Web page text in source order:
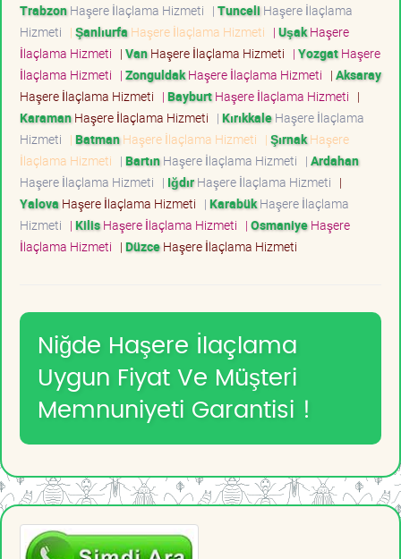
TrabzonHaşere İlaçlama Hizmeti | Tunceli Haşere İlaçlama
Hizmeti | Şanlıurfa Haşere İlaçlama Hizmeti | UşakHaşere
İlaçlama Hizmeti | VanHaşere İlaçlama Hizmeti | YozgatHaşere
İlaçlama Hizmeti | ZonguldakHaşere İlaçlama Hizmeti | Aksaray
Haşere İlaçlama Hizmeti | BayburtHaşere İlaçlama Hizmeti |
KaramanHaşere İlaçlama Hizmeti | KırıkkaleHaşere İlaçlama
Hizmeti | BatmanHaşere İlaçlama Hizmeti | ŞırnakHaşere
İlaçlama Hizmeti | BartınHaşere İlaçlama Hizmeti | Ardahan
Haşere İlaçlama Hizmeti | IğdırHaşere İlaçlama Hizmeti |
Yalova Haşere İlaçlama Hizmeti | KarabükHaşere İlaçlama
Hizmeti | KilisHaşere İlaçlama Hizmeti | OsmaniyeHaşere
İlaçlama Hizmeti | DüzceHaşere İlaçlama Hizmeti
Niğde Haşere İlaçlama
Uygun Fiyat Ve Müşteri
Memnuniyeti Garantisi !